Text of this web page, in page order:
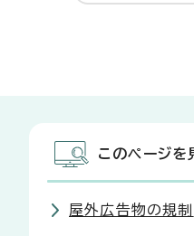
このページ
屋外広告物の規制